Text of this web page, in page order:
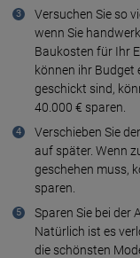
Versuchen Sie so
wenn Sie
Baukosten für Ihr
können ihr Budget
geschickt sind,
40.000 € sparen.
Verschieben Sie
auf später. Wenn
geschehen muss,
sparen.
Sparen Sie bei der
Natürlich ist es
die schönsten